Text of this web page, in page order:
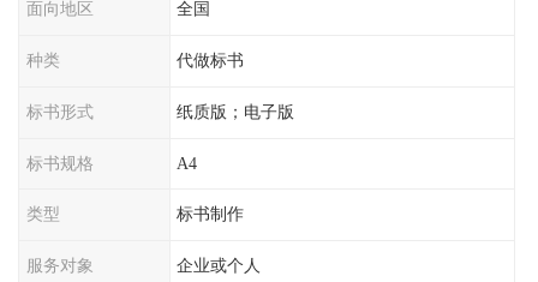
面向地区 全国
种类 代做标书
标书形式 纸质版；电子版
标书规格 A4
类型 标书制作
服务对象 企业或个人